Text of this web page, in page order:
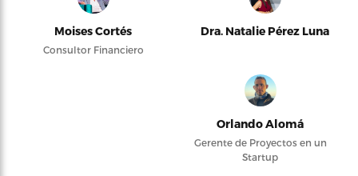
Moises Cortés
Consultor Financiero
Dra. Natalie Pérez Luna
Orlando Alomá
Gerente de Proyectos en un
Startup